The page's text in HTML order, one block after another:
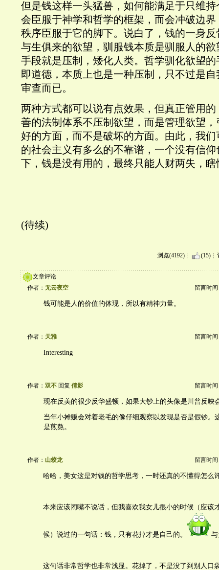
但是钱这样一头猛兽，如何能满足于只维
会臣服于神学和哲学的框架，而会冲破边
秩序臣服于它的脚下。说白了，钱的一身
与生俱来的欲望，驯服钱本质是驯服人的
手段就是压制，矮化人类。哲学驯化欲望
即道德，本质上也是一种压制，只不过是
审查而已。
两种方式都可以说有点效果，但真正管用
善的法制体系不压制欲望，而是管理欲望
好的方面，而不是破坏的方面。由此，我
的社会主义有多么的不靠谱，一个没有信
下，钱是没有用的，最终只能人财两失，
(待续)
浏览(4192) (15)
文章评论
作者： 无云夜空 留言时间
钱可能是人的价值的体现，所以有精神力量。
作者： 天雅 留言时间
Interesting
作者： 双不 回复 倩影 留言时间
现在反美的很少反华盛顿，如果大钞上的头像是川普反映
当年小摊贩会对着老毛的像仔细观察以发现是否是假钞。
是煎熬。
作者： 山蛟龙 留言时间
哈哈，美女这是对钱的哲学思考，一时还真的不懂得怎么
本来应该闭嘴不说话，但我喜欢我女儿很小的时候（应该
候）说过的一句话：钱，只有花掉才是自己的。
这句话非常哲学也非常浅显。花掉了，不是没了到别人口